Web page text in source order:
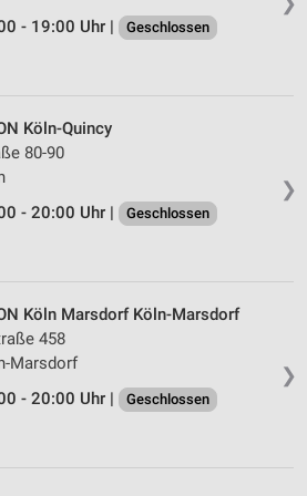
- 19:00 Uhr |
Geschlossen
❯
Köln-Quincy
80-90
- 20:00 Uhr |
Geschlossen
❯
Köln Marsdorf Köln-Marsdorf
458
Marsdorf
- 20:00 Uhr |
Geschlossen